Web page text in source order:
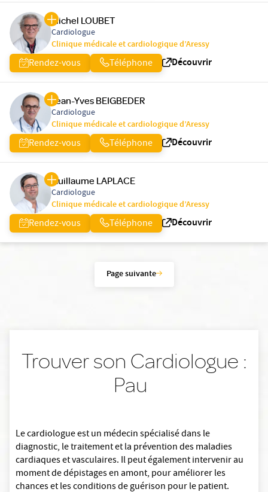
Michel LOUBET
Cardiologue
Clinique médicale et cardiologique d’Aressy
Rendez-vous Téléphone Découvrir
Jean-Yves BEIGBEDER
Cardiologue
Clinique médicale et cardiologique d’Aressy
Rendez-vous Téléphone Découvrir
Guillaume LAPLACE
Cardiologue
Clinique médicale et cardiologique d’Aressy
Rendez-vous Téléphone Découvrir
Page suivante
Trouver son Cardiologue :
Pau
Le cardiologue est un médecin spécialisé dans le
diagnostic, le traitement et la prévention des maladies
cardiaques et vasculaires. Il peut également intervenir au
moment de dépistages en amont, pour améliorer les
chances et les conditions de guérison pour le patient.